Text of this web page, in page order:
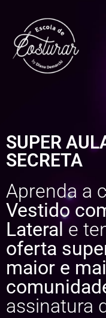
SUPER
SECRETA
Aprenda a
Vestido
Lateral e
oferta
maior e
assinatura